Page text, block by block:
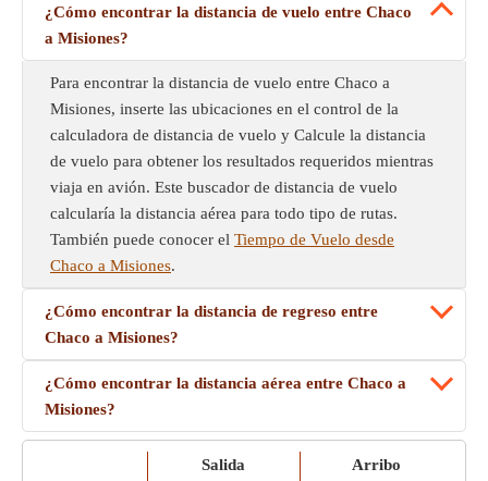
¿Cómo encontrar la distancia de vuelo entre Chaco
a Misiones?
Para encontrar la distancia de vuelo entre Chaco a
Misiones, inserte las ubicaciones en el control de la
calculadora de distancia de vuelo y Calcule la distancia
de vuelo para obtener los resultados requeridos mientras
viaja en avión. Este buscador de distancia de vuelo
calcularía la distancia aérea para todo tipo de rutas.
También puede conocer el Tiempo de Vuelo desde
Chaco a Misiones.
¿Cómo encontrar la distancia de regreso entre
Chaco a Misiones?
¿Cómo encontrar la distancia aérea entre Chaco a
Misiones?
Salida
Arribo